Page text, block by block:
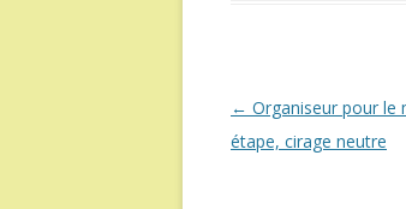
Navigation
des
← Organiseur pour le
étape, cirage neutre